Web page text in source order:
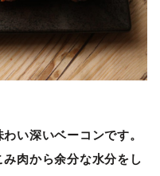
い深いベーコンです。
肉から余分な水分をし